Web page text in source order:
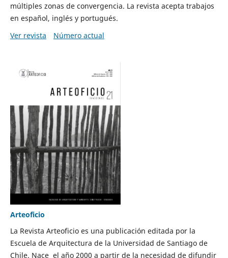
múltiples zonas de convergencia. La revista acepta trabajos
en español, inglés y portugués.
Ver revista
Número actual
Arteoficio
La Revista Arteoficio es una publicación editada por la
Escuela de Arquitectura de la Universidad de Santiago de
Chile. Nace el año 2000 a partir de la necesidad de difundir